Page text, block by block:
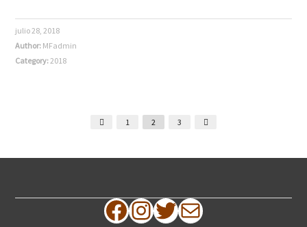
julio 28, 2018
Author: MFadmin
Category:2018
1 2 3
Facebook
Instagram
Twitter
Correo electrónico